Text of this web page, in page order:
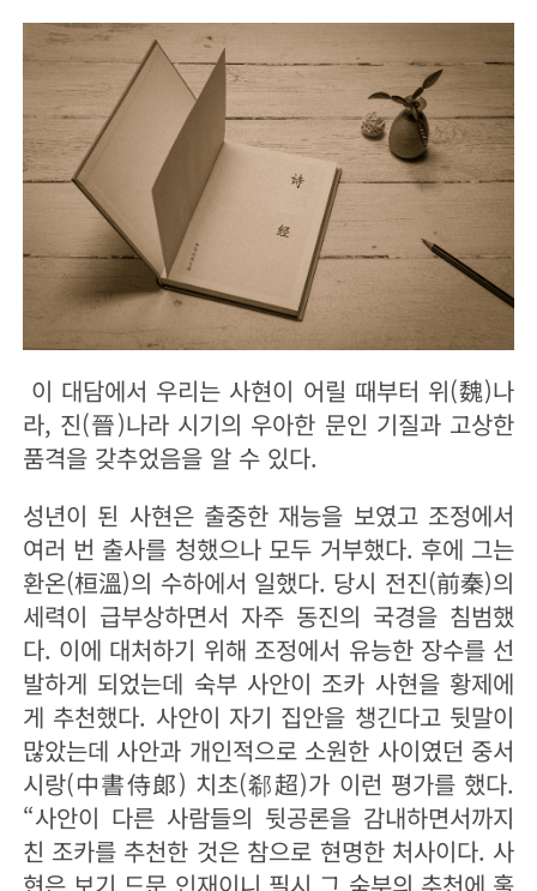
이 대담에서 우리는 사현이 어릴 때부터 위(魏)나
라, 진(晉)나라 시기의 우아한 문인 기질과 고상한
품격을 갖추었음을 알 수 있다.
성년이 된 사현은 출중한 재능을 보였고 조정에서
여러 번 출사를 청했으나 모두 거부했다. 후에 그는
환온(桓溫)의 수하에서 일했다. 당시 전진(前秦)의
세력이 급부상하면서 자주 동진의 국경을 침범했
다. 이에 대처하기 위해 조정에서 유능한 장수를 선
발하게 되었는데 숙부 사안이 조카 사현을 황제에
게 추천했다. 사안이 자기 집안을 챙긴다고 뒷말이
많았는데 사안과 개인적으로 소원한 사이였던 중서
시랑(中書侍郞) 치초(郗超)가 이런 평가를 했다.
“사안이 다른 사람들의 뒷공론을 감내하면서까지
친 조카를 추천한 것은 참으로 현명한 처사이다. 사